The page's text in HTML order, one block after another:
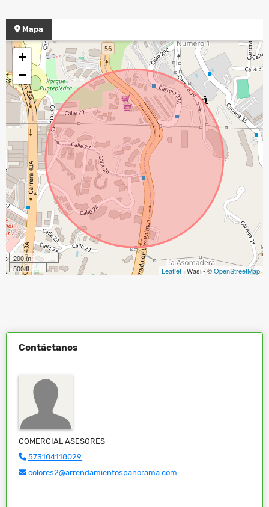
Mapa
+
−
200 m
500 ft
Leaflet| Wasi - ©OpenStreetMap
Contáctanos
COMERCIAL ASESORES
573104118029
colores2@arrendamientospanorama.com